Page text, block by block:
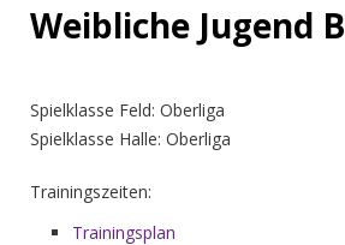
Weibliche Jugend B
Spielklasse Feld: Oberliga
Spielklasse Halle: Oberliga
Trainingszeiten:
Trainingsplan